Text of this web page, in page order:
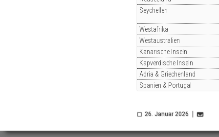
Seychellen
Westafrika
Westaustralien
Kanarische Inseln
Kapverdische Inseln
Adria & Griechenland
Spanien & Portugal
26. Januar 2026